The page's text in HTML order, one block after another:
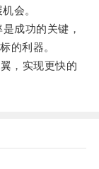
会。
成功的关键，
的利器。
，实现更快的